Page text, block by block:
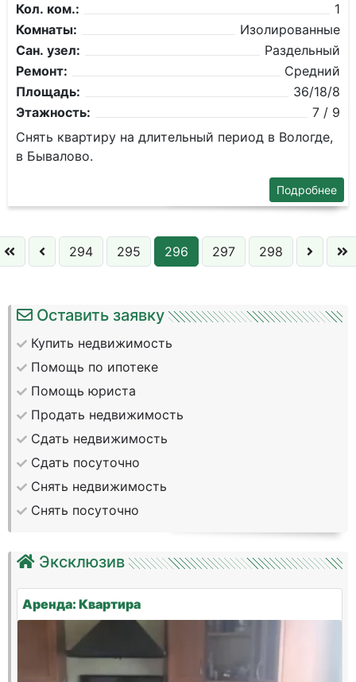
Кол. ком.:
1
Комнаты:
Изолированные
Сан. узел:
Раздельный
Ремонт:
Средний
Площадь:
36/18/8
Этажность:
7 / 9
Снять квартиру на длительный период в Вологде,
в Бывалово.
Подробнее
294 295 296 297 298
Оставить заявку
Купить недвижимость
Помощь по ипотеке
Помощь юриста
Продать недвижимость
Сдать недвижимость
Сдать посуточно
Снять недвижимость
Снять посуточно
Эксклюзив
Аренда: Квартира